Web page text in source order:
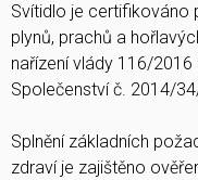
Svítidlo je certifikováno
plynů, prachů a
nařízení vlády 116/
Společenství č. 2014/
Splnění základních
zdraví je zajištěno